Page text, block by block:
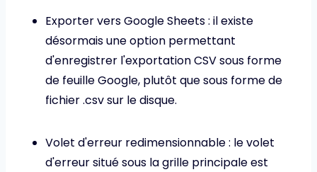
Exporter vers Google Sheets : il existe
désormais une option permettant
d'enregistrer l'exportation CSV sous forme
de feuille Google, plutôt que sous forme de
fichier .csv sur le disque.
Volet d'erreur redimensionnable : le volet
d'erreur situé sous la grille principale est